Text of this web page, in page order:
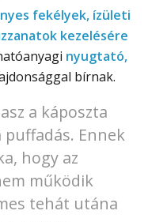
fekélyek, ízületi
kezelésére
nyugtató,
bírnak.
a káposzta
Ennek
hogy az
működik
tehát utána